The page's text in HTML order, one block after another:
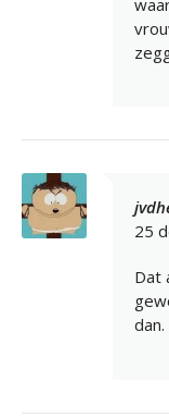
25
Dat
dan.